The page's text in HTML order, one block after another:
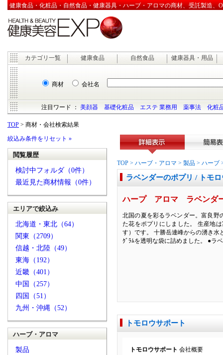
健康食品・化粧品・自然食品・健康器具・ハーブ・アロマの商材、受託製造、
カテゴリ一覧 健康食品 自然食品 健康器具・用品
商材 会社名
注目ワード ：美顔器 基礎化粧品 エステ 業務用 薬事法 化粧
TOP > 商材・会社検索結果
絞込み条件をリセット »
閲覧履歴
検討中フォルダ（0件）
最近見た商材情報（0件）
エリアで絞込み
北海道・東北（64）
関東（2709）
信越・北陸（49）
東海（192）
近畿（401）
中国（257）
四国（51）
九州・沖縄（52）
ハーブ・アロマ
製品
TOP > ハーブ・アロマ > 製品 > ハーブ
ラベンダーのポプリ / トモ
ハープ アロマ ラベンダ
北国の夏を彩るラベンダー。富良野
た花をポプリにしました。 生産地
す）です。 十勝岳連峰からの湧き水
ｸﾞﾗﾑを透明な袋に詰めました。 ●ラ
トモロウサポート
トモロウサポート 会社概要